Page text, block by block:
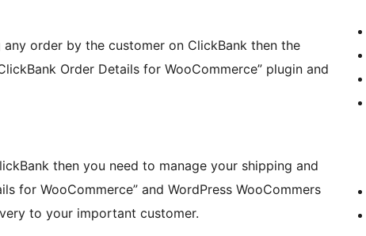
order by the customer on ClickBank then the
Order Details for WooCommerce” plugin and
then you need to manage your shipping and
for WooCommerce” and WordPress WooCommers
to your important customer.